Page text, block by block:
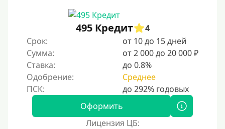
10 дней
2 недели
15 дней
20 дней
495 Кредит
4
Срок:
от 10 до 15 дней
Сумма:
от 2 000 до 20 000 ₽
Ставка:
до 0.8%
Одобрение:
Среднее
Оформить
Лицензия ЦБ: